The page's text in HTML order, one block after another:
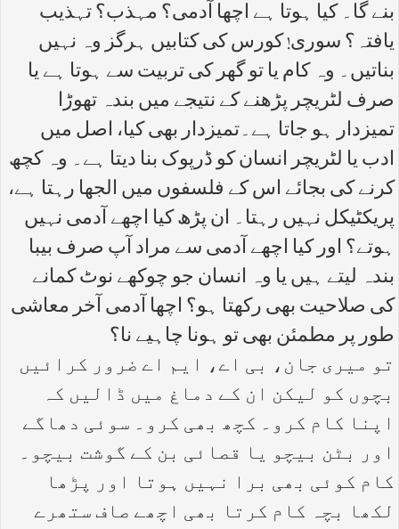
بنے گا۔ کیا ہوتا ہے اچھا آدمی؟ مہذب؟ تہذیب
یافتہ؟ سوری! کورس کی کتابیں ہرگز وہ نہیں
بناتیں۔ وہ کام یا تو گھر کی تربیت سے ہوتا ہے یا
صرف لٹریچر پڑھنے کے نتیجے میں بندہ تھوڑا
تمیزدار ہو جاتا ہے۔تمیزدار بھی کیا، اصل میں
ادب یا لٹریچر انسان کو ڈرپوک بنا دیتا ہے۔ وہ کچھ
کرنے کی بجائے اس کے فلسفوں میں الجھا رہتا ہے،
پریکٹیکل نہیں رہتا۔ ان پڑھ کیا اچھے آدمی نہیں
ہوتے؟ اور کیا اچھے آدمی سے مراد آپ صرف بیبا
بندہ لیتے ہیں یا وہ انسان جو چوکھے نوٹ کمانے
کی صلاحیت بھی رکھتا ہو؟ اچھا آدمی آخر معاشی
طور پر مطمئن بھی تو ہونا چاہیے نا؟
تو میری جان، بی اے، ایم اے ضرور کرائیں
بچوں کو لیکن ان کے دماغ میں ڈالیں کہ
اپنا کام کرو۔ کچھ بھی کرو۔ سوئی دھاگے
اور بٹن بیچو یا قصائی بن کے گوشت بیچو۔
کام کوئی بھی برا نہیں ہوتا اور پڑھا
لکھا بچہ کام کرتا بھی اچھے صاف ستھرے